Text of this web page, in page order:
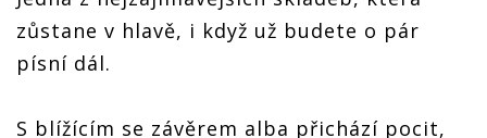
zůstane v hlavě, i když už budete o pár
písní dál.
S blížícím se závěrem alba přichází pocit,